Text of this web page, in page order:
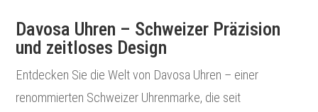
Davosa Uhren – Schweizer Präzision
und zeitloses Design
Entdecken Sie die Welt von Davosa Uhren – einer
renommierten Schweizer Uhrenmarke, die seit